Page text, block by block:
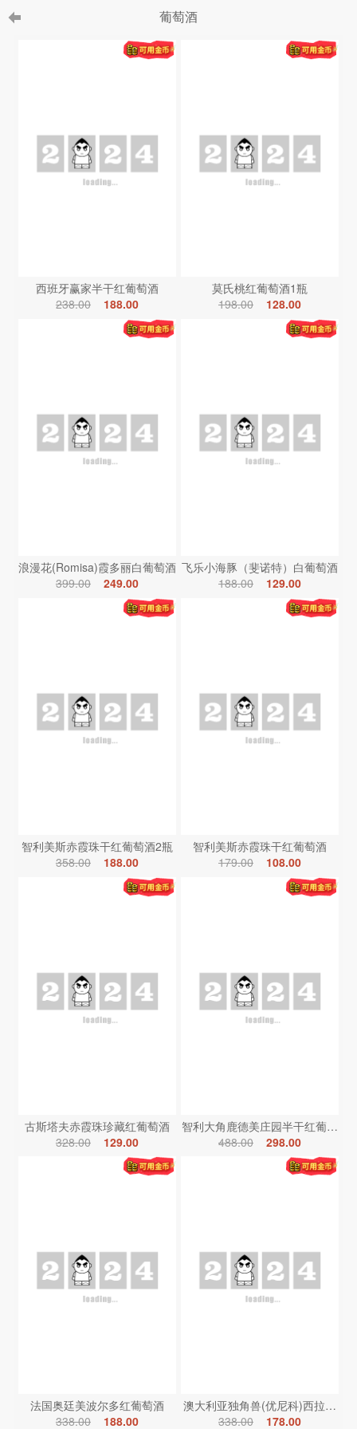
葡萄酒
西班牙赢家半干红葡萄酒
238.00
188.00
莫氏桃红葡萄酒1瓶
198.00
128.00
浪漫花(Romisa)霞多丽白葡萄酒
399.00
249.00
飞乐小海豚（斐诺特）白葡萄酒
188.00
129.00
智利美斯赤霞珠干红葡萄酒2瓶
358.00
188.00
智利美斯赤霞珠干红葡萄酒
179.00
108.00
古斯塔夫赤霞珠珍藏红葡萄酒
328.00
129.00
智利大角鹿德美庄园半干红葡萄酒
488.00
298.00
法国奥廷美波尔多红葡萄酒
338.00
188.00
澳大利亚独角兽(优尼科)西拉红葡
338.00
178.00